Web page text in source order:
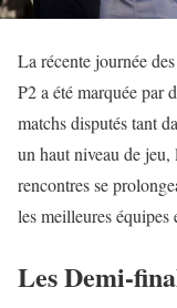
La récente journée
P2 a été marquée par
matchs disputés tant
un haut niveau de
rencontres se
les meilleures équipes
Les Demi-